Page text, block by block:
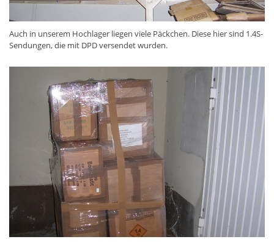
Auch in unserem Hochlager liegen viele Päckchen. Diese hier sind 1.4S-
Sendungen, die mit DPD versendet wurden.